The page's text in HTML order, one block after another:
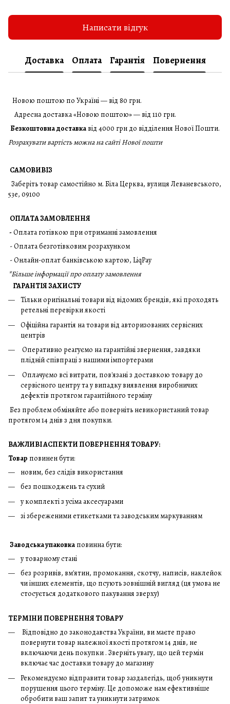
Написати відгук
Доставка Оплата Гарантія Повернення
Новою поштою по Україні — від 80 грн.
Адресна доставка «Новою поштою» — від 110 грн.
Безкоштовна доставка від 4000 грн до відділення Нової Пошти.
Розрахувати вартість можна на сайті Нової пошти
САМОВИВІЗ
Заберіть товар самостійно м. Біла Церква, вулиця Леваневського,
53е, 09100
ОПЛАТА ЗАМОВЛЕННЯ
-Оплата готівкою при отриманні замовлення
- Оплата безготівковим розрахунком
- Онлайн-оплат банківською картою, LiqPay
*Більше інформації про оплату замовлення
ГАРАНТІЯ ЗАХИСТУ
Тільки оригінальні товари від відомих брендів, які проходять
ретельні перевірки якості
Офіційна гарантія на товари від авторизованих сервісних
центрів
Оперативно реагуємо на гарантійні звернення, завдяки
плідній співпраці з нашими імпортерами
Оплачуємо всі витрати, пов'язані з доставкою товару до
сервісного центру та у випадку виявлення виробничих
дефектів протягом гарантійного терміну
Без проблем обміняйте або поверніть невикористаний товар
протягом 14 днів з дня покупки.
ВАЖЛИВІ АСПЕКТИ ПОВЕРНЕННЯ ТОВАРУ:
Товар повинен бути:
новим, без слідів використання
без пошкоджень та сухий
у комплекті з усіма аксесуарами
зі збереженими етикетками та заводським маркуванням
Заводська упаковка повинна бути:
у товарному стані
без розривів, вм'ятин, промокання, скотчу, написів, наклейок
чи інших елементів, що псують зовнішній вигляд (ця умова не
стосується додаткового пакування зверху)
ТЕРМІНИ ПОВЕРНЕННЯ ТОВАРУ
Відповідно до законодавства України, ви маєте право
повернути товар належної якості протягом 14 днів, не
включаючи день покупки . Зверніть увагу, що цей термін
включає час доставки товару до магазину
Рекомендуємо відправити товар заздалегідь, щоб уникнути
порушення цього терміну. Це допоможе нам ефективніше
обробити ваш запит та уникнути затримок